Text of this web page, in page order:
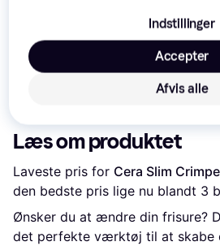
Crimper 2165CE
209 kr.
Eller 3
Læs om produktet
Laveste pris for Cera Slim
den bedste pris lige nu blandt 3
Ønsker du at ændre din frisure?
det perfekte værktøj til at skabe
Indstillinger
Afvis alle
Accepter